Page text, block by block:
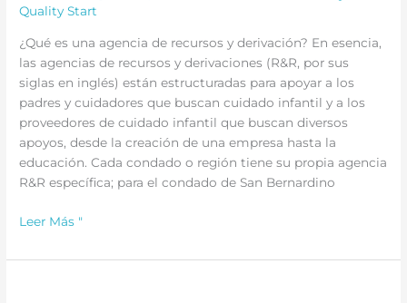
Quality Start
¿Qué es una agencia de recursos y derivación? En esencia,
las agencias de recursos y derivaciones (R&R, por sus
siglas en inglés) están estructuradas para apoyar a los
padres y cuidadores que buscan cuidado infantil y a los
proveedores de cuidado infantil que buscan diversos
apoyos, desde la creación de una empresa hasta la
educación. Cada condado o región tiene su propia agencia
R&R específica; para el condado de San Bernardino
Las
de
Leer Más "